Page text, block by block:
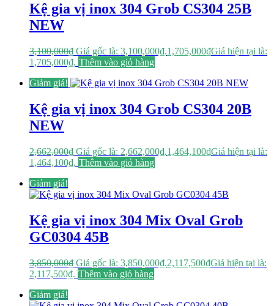
Kệ gia vị inox 304 Grob CS304 25B
NEW
3,100,000₫ Giá gốc là: 3,100,000₫.1,705,000₫Giá hiện tại là:
1,705,000₫. Thêm vào giỏ hàng
Giảm giá!
Kệ gia vị inox 304 Grob CS304 20B
NEW
2,662,000₫ Giá gốc là: 2,662,000₫.1,464,100₫Giá hiện tại là:
1,464,100₫. Thêm vào giỏ hàng
Giảm giá!
Kệ gia vị inox 304 Mix Oval Grob
GC0304 45B
3,850,000₫ Giá gốc là: 3,850,000₫.2,117,500₫Giá hiện tại là:
2,117,500₫. Thêm vào giỏ hàng
Giảm giá!